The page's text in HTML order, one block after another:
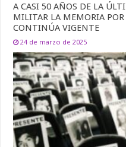
A CASI 50 AÑOS DE LA
MILITAR LA MEMORIA POR
CONTINÚA VIGENTE
24 de marzo de 2025